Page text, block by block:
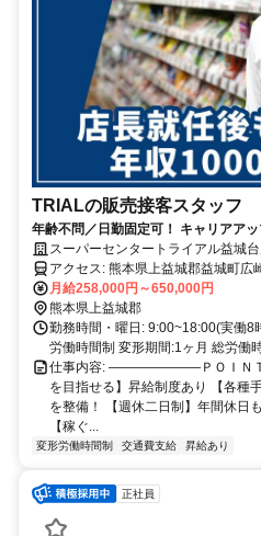
TRIALの販売接客スタッフ
年齢不問／日勤固定可！ キャリアア
売業等の経験が活かせる／週休二日制
スーパーセンタートライアル益城
アクセス: 熊本県上益城郡益城町広崎保留地15街区 勤務地：配属は所
在地の都道府県 ※初任地は最寄り
属します。 ※エリア内勤務または
ます。
月給258,000円～650,000円
熊本県上益城郡
勤務時間・曜日: 9:00~18:00(実働
労働時間制 変形期間:1ヶ月 総労働
仕事内容: ―――――――ＰＯＩ
を目指せる】昇給制度あり 【各種
を整備！ 【週休二日制】年間休日
【稼ぐ...
変形労働時間制 交通費支給 昇給あり
正社員